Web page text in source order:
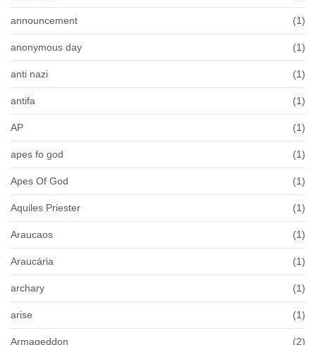
announcement (1)
anonymous day (1)
anti nazi (1)
antifa (1)
AP (1)
apes fo god (1)
Apes Of God (1)
Aquiles Priester (1)
Araucaos (1)
Araucária (1)
archary (1)
arise (1)
Armageddon (2)